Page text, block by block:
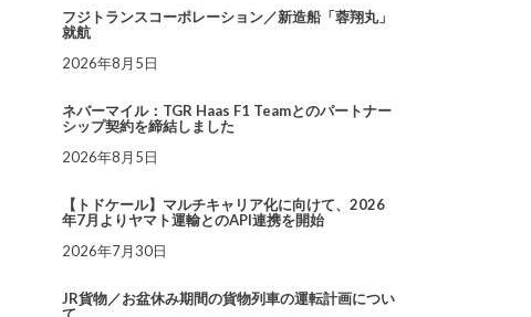
フジトランスコーポレーション／新造船「蓉翔丸」
就航
2026年8月5日
ネバーマイル：TGR Haas F1 Teamとのパートナー
シップ契約を締結しました
2026年8月5日
【トドケール】マルチキャリア化に向けて、2026
年7月よりヤマト運輸とのAPI連携を開始
2026年7月30日
JR貨物／お盆休み期間の貨物列車の運転計画につい
て